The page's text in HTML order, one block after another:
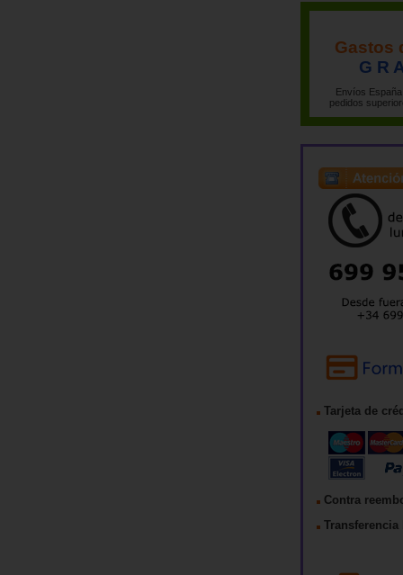
Gastos
G R
Envíos
pedidos
Tarjeta de
Contra
Transferencia